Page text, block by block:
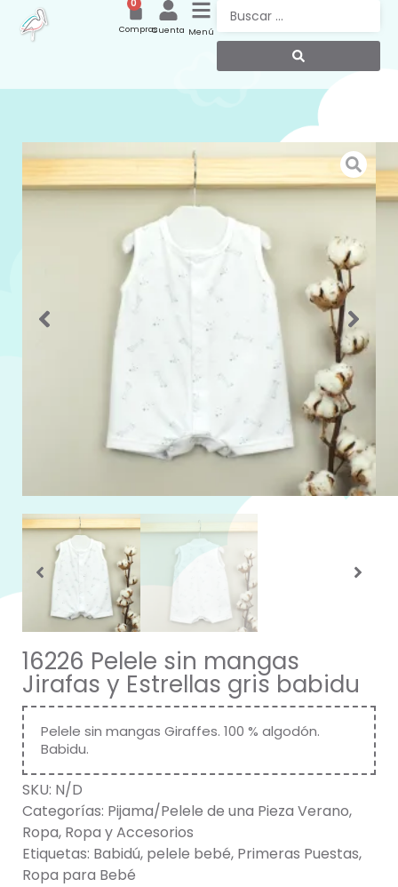
Menú
Cuenta
0
Compras
16226 Pelele sin mangas
Jirafas y Estrellas gris babidu
Pelele sin mangas Giraffes. 100 % algodón.
Babidu.
SKU: N/D
Categorías: Pijama/Pelele de una Pieza Verano,
Ropa, Ropa y Accesorios
Etiquetas: Babidú, pelele bebé, Primeras Puestas,
Ropa para Bebé